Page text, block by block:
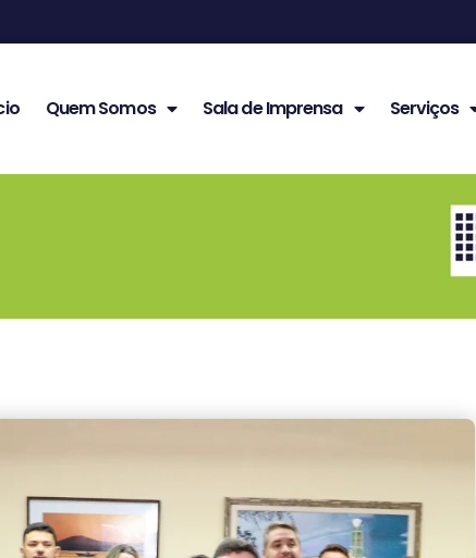
Quem Somos Sala de Imprensa Serviços